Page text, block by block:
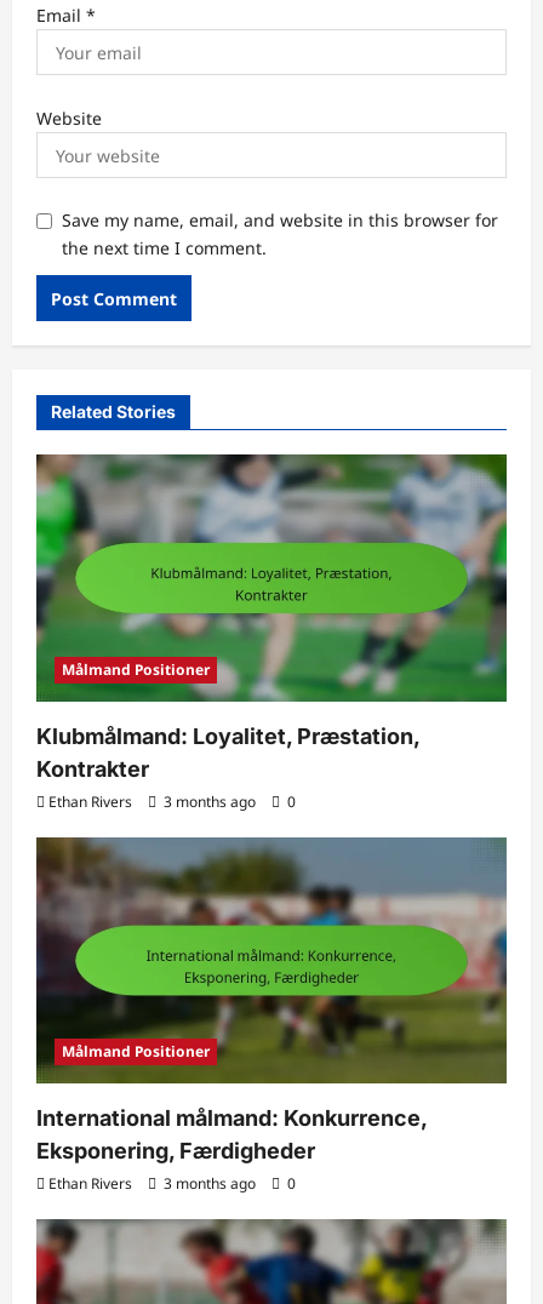
Email *
Website
Save my name, email, and website in this browser for
the next time I comment.
Related Stories
Målmand Positioner
Klubmålmand: Loyalitet, Præstation,
Kontrakter
Ethan Rivers 3 months ago 0
Målmand Positioner
International målmand: Konkurrence,
Eksponering, Færdigheder
Ethan Rivers 3 months ago 0